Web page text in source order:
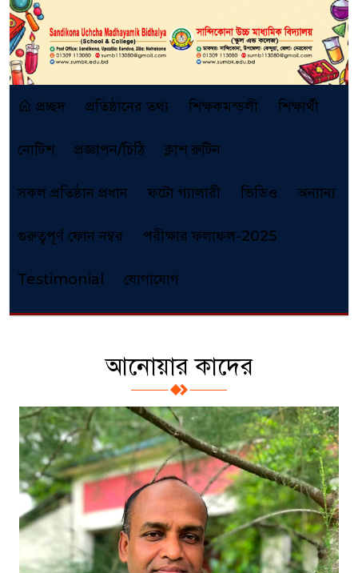
প্রচ্ছদ প্রতিষ্ঠানের তথ্য শিক্ষকমন্ডলী শিক্ষার্থী
নোটিশ প্রজ্ঞাপন/চিঠি ক্লাশ রুটিন
সকল প্রতিষ্ঠান প্রধান ফটো গ্যালারী ভিডিও অন্যান্য
গুরুত্বপূর্ণ ফোন নম্বর পরীক্ষার ফলাফল-2025
Testimonial যোগাযোগ
আনোয়ার কাদের